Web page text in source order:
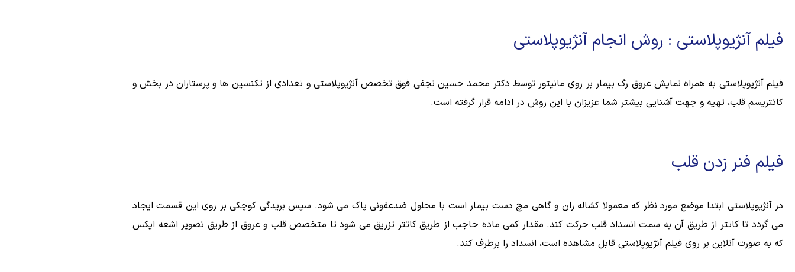
فیلم آنژیوپلاستی : روش انجام آنژیوپلاستی
فیلم آنژیوپلاستی به همراه نمایش عروق رگ بیمار بر روی مانیتور توسط دکتر محمد حسین نجفی فوق تخصص آنژیوپلاستی و تعدادی از تکنسین ها و پرستاران در بخش و
کاتتریسم قلب، تهیه و جهت آشنایی بیشتر شما عزیزان با این روش در ادامه قرار گرفته است.
فیلم فنر زدن قلب
در آنژیوپلاستی ابتدا موضع مورد نظر که معمولا کشاله ران و گاهی مچ دست بیمار است با محلول ضدعفونی پاک می شود. سپس بریدگی کوچکی بر روی این قسمت ایجاد
می گردد تا کاتتر از طریق آن به سمت انسداد قلب حرکت کند. مقدار کمی ماده حاجب از طریق کاتتر تزریق می شود تا متخصص قلب و عروق از طریق تصویر اشعه ایکس
که به صورت آنلاین بر روی فیلم آنژیوپلاستی قابل مشاهده است، انسداد را برطرف کند.